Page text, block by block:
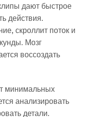
дают быстрое
действия.
скроллит поток и
Мозг
воссоздать
минимальных
анализировать
детали.